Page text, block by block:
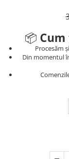
📦
Procesăm
Din momentul